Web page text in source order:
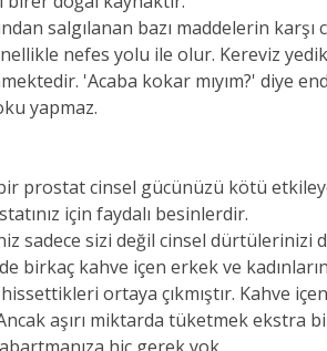
salgılanan bazı maddelerin karşı
nefes yolu ile olur. Kereviz
'Acaba kokar mıyım?' diye
yapmaz.
prostat cinsel gücünüzü kötü
için faydalı besinlerdir.
sadece sizi değil cinsel dürtülerinizi
birkaç kahve içen erkek ve
ortaya çıkmıştır. Kahve
aşırı miktarda tüketmek ekstra